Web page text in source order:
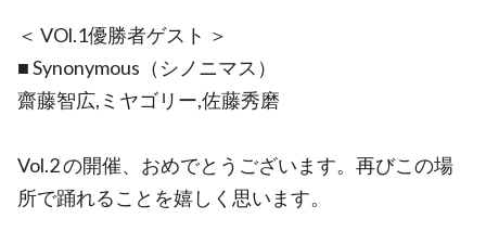
＜ VOl.1優勝者ゲスト ＞
■ Synonymous（シノニマス）
齋藤智広,ミヤゴリー,佐藤秀磨
Vol.2 の開催、おめでとうございます。再びこの場
所で踊れることを嬉しく思います。